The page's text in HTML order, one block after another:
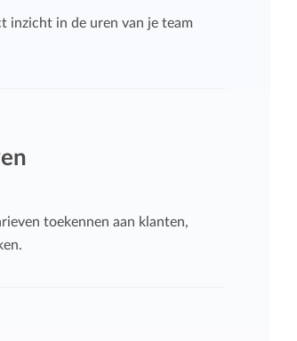
inzicht in de uren van je team
toekennen aan klanten,